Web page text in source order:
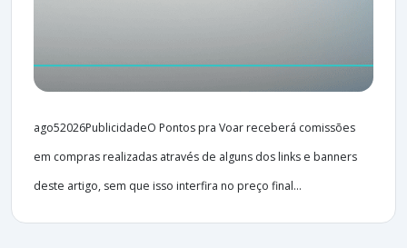
ago52026PublicidadeO Pontos pra Voar receberá comissões
em compras realizadas através de alguns dos links e banners
deste artigo, sem que isso interfira no preço final...